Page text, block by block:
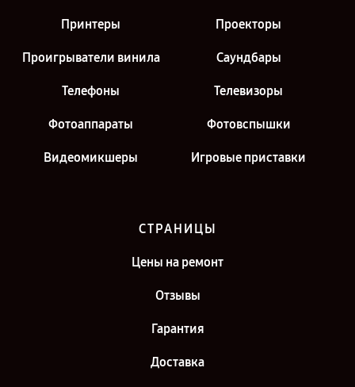
Принтеры Проекторы
Проигрыватели винила Саундбары
Телефоны Телевизоры
Фотоаппараты Фотовспышки
Видеомикшеры Игровые приставки
СТРАНИЦЫ
Цены на ремонт
Отзывы
Гарантия
Доставка